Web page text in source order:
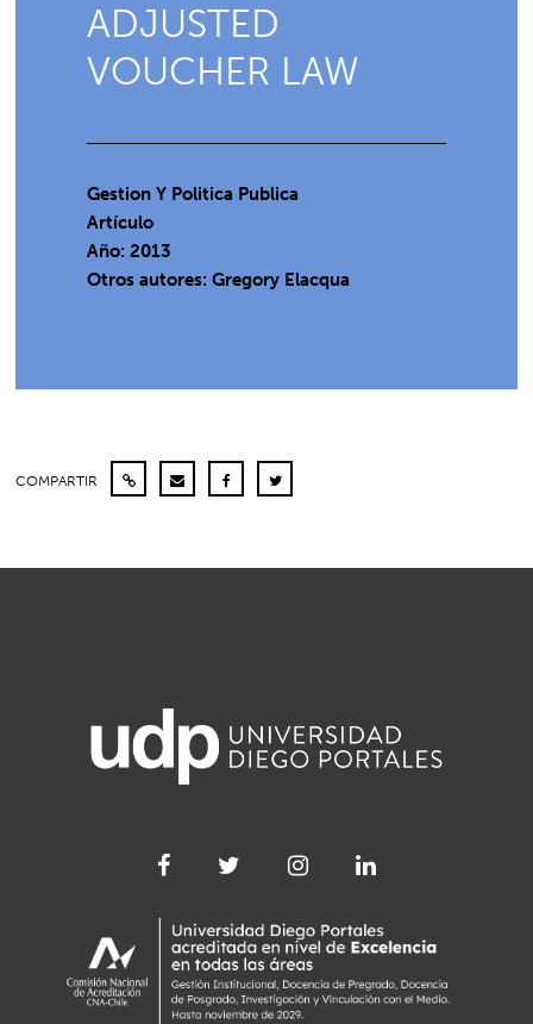
ADJUSTED
VOUCHER LAW
Gestion Y Politica Publica
Artículo
Año: 2013
Otros autores: Gregory Elacqua
COMPARTIR